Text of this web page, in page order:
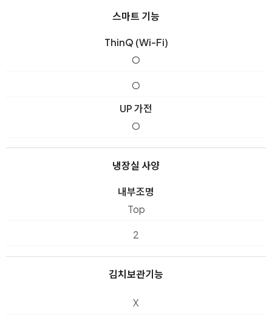
스마트 기능
ThinQ (Wi-Fi)
O
O
UP 가전
O
냉장실 사양
내부조명
Top
2
김치보관기능
X